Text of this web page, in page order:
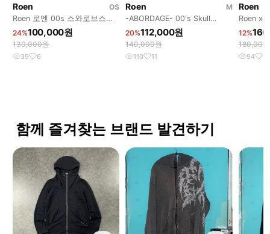
Roen
OS
Roen 로엔 00s 스와로브스키
스컬 후드집업
24%100,000원
130,000원
39 6
Roen
M
-ABORDAGE- 00's Skull
Jacket Black
20%112,000원
140,000원
110 11
Roen
Roen x
12%
180,000
94 11
함께 즐겨찾는 브랜드 발견하기